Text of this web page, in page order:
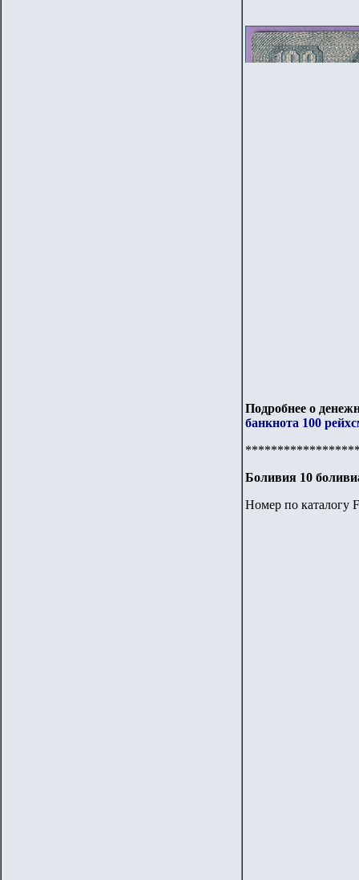
Подробнее о
банкнота 100
Боливия 10
Номер по каталогу